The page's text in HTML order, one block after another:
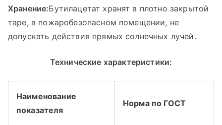
Хранение:Бутилацетат хранят в плотно закрытой
таре, в пожаробезопасном помещении, не
допускать действия прямых солнечных лучей.
Технические характеристики:
Наименование
показателя
Норма по ГОСТ